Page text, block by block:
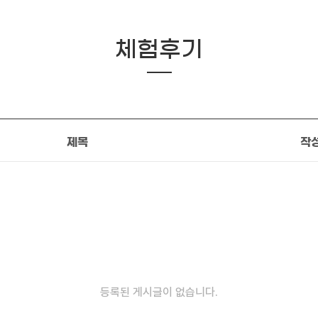
체험후기
제목 작
등록된 게시글이 없습니다.